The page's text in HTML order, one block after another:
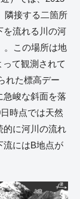
隣接する二箇所
を流れる川の河
。この場所は地
て観測されて
れた標高デー
急峻な斜面を落
時点では天然
的に河川の流れ
流にはB地点が